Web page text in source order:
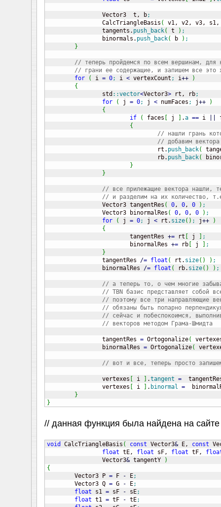
		Vector3  t, b
;
		CalcTriangleBasis
(
v1, v2, v3,
		tangents.
push_back( t ) ;
		binormals.
push_back( b ) ;
}
// теперь пройдемся по всем вершинам, для
// грани ее содержащие, и запишем все это
for
( i = 0; i < vertexCount ; i++
)
{
		std
::vector<Vector3> rt, rb;
for
( j = 0; j < numFaces ; j++
)
{
if
( faces j .a == i
{
// нашли грань
// добавим
				rt.
push_back(
				rb.
push_back(
}
}
// все прилежащие вектора нашли,
// и разделим на их количество,
		Vector3 tangentRes
( 0, 0, 0 ) ;
		Vector3 binormalRes
( 0, 0, 0 ) ;
for
( j = 0; j < rt. size( ) ; j++
)
{
			tangentRes
+= rt j
;
			binormalRes
+= rb[ j
;
}
		tangentRes
/= float ( rt. size( ) ) ;
		binormalRes
/= float ( rb. size( ) ) ;
// а теперь то, о чем многие
// TBN базис представляет собой
// поэтому все три направляющие
// обязаны быть попарно
// сейчас и побеспокоимся,
// векторов методом Грама-Шмидта
		tangentRes
= Ortogonalize(
		binormalRes
= Ortogonalize(
// вот и все, теперь просто
		vertexes
i .tangent =
		vertexes
i . binormal =
}
}
// данная функция была найдена на
void CalcTriangleBasis ( const Vector3& E, const
float tE, float sF, float tF,
		Vector3
& tangentY
)
{
Vector3 P = F - E;
	Vector3 Q
= G - E;
float s1 = sF - sE;
float t1 = tF - tE;